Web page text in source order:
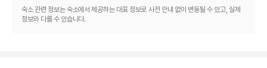
대표적인 편의 시설과 서비스로는 드라이클리닝/세탁 서비스, 24시간 운영되
숙소 관련 정보는 숙소에서 제공하는 대표 정보로 사전 안내 없이 변동될 수 있고, 실제
정보와 다를 수 있습니다.